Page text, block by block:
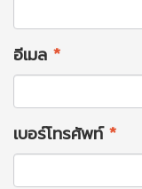
อีเมล *
เบอร์โทรศัพท์*